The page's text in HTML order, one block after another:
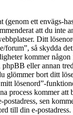
ett envägs-
att du inte
Ditt
forum”, så skydda
kommer någon
phpBB eller annan
glömmer bort ditt
lösenord”-
process kommer att
postadress, sen
till din e-postadress.